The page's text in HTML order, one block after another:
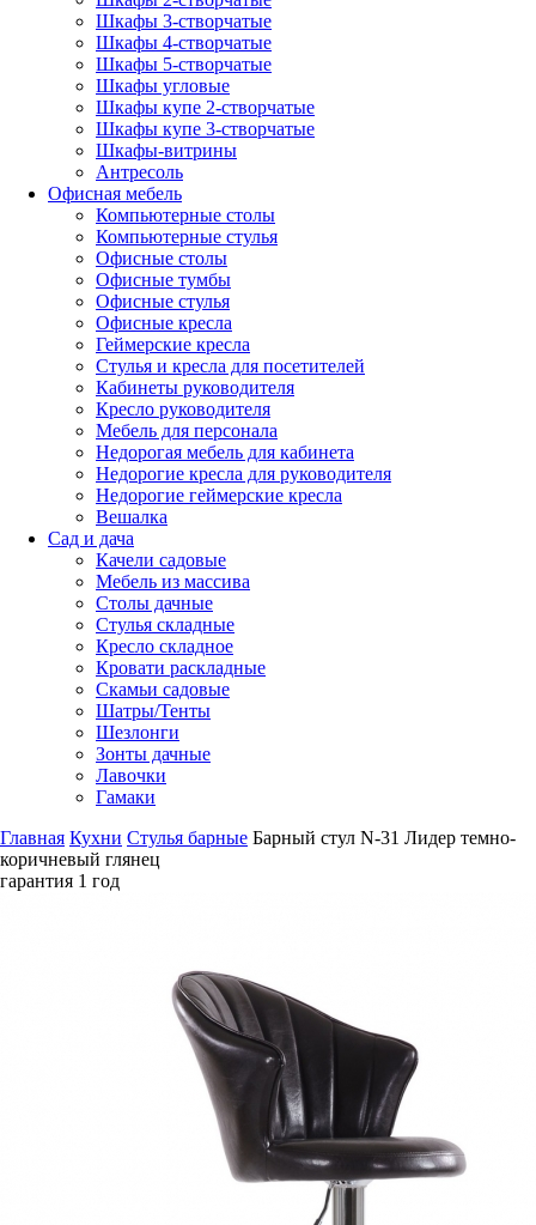
Шкафы 3-створчатые
Шкафы 4-створчатые
Шкафы 5-створчатые
Шкафы угловые
Шкафы купе 2-створчатые
Шкафы купе 3-створчатые
Шкафы-витрины
Антресоль
Офисная мебель
Компьютерные столы
Компьютерные стулья
Офисные столы
Офисные тумбы
Офисные стулья
Офисные кресла
Геймерские кресла
Стулья и кресла для посетителей
Кабинеты руководителя
Кресло руководителя
Мебель для персонала
Недорогая мебель для кабинета
Недорогие кресла для руководителя
Недорогие геймерские кресла
Вешалка
Сад и дача
Качели садовые
Мебель из массива
Столы дачные
Стулья складные
Кресло складное
Кровати раскладные
Скамьи садовые
Шатры/Тенты
Шезлонги
Зонты дачные
Лавочки
Гамаки
Главная Кухни Стулья барные Барный стул N-31 Лидер темно-
коричневый глянец
гарантия 1 год